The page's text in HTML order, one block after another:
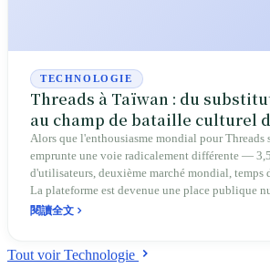
TECHNOLOGIE
Threads à Taïwan : du
au champ de bataille culturel
Alors que l'enthousiasme mondial pour Threads
emprunte une voie radicalement différente —
d'utilisateurs, deuxième marché mondial, temps
La plateforme est devenue une place publique
Génération Z s'exprime sans filtre, les politiciens
閱讀全文
Tout voir Technologie